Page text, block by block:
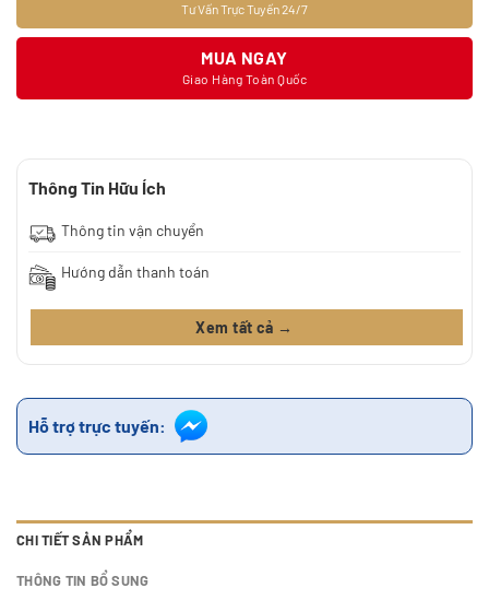
Tư Vấn Trực Tuyến 24/7
MUA NGAY
Giao Hàng Toàn Quốc
Thông Tin Hữu Ích
Thông tin vận chuyển
Hướng dẫn thanh toán
Xem tất cả →
Hỗ trợ trực tuyến:
CHI TIẾT SẢN PHẨM
THÔNG TIN BỔ SUNG